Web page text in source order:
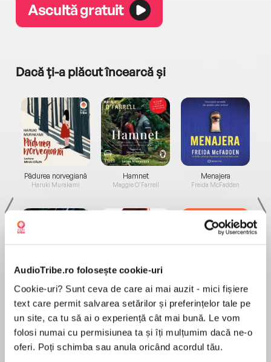
AudioTribe.ro folosește cookie-uri
Cookie-uri? Sunt ceva de care ai mai auzit - mici fișiere
text care permit salvarea setărilor și preferințelor tale pe
un site, ca tu să ai o experiență cât mai bună. Le vom
folosi numai cu permisiunea ta și îți mulțumim dacă ne-o
oferi. Poți schimba sau anula oricând acordul tău.
Ascultă gratuit
Dacă ți-a plăcut încearcă și
Pădurea norvegiană
Haruki Murakami
Elita de Argint (Elita
Hamnet
Maggie O'Farrell
Diavolul se îmbracă de
Menajera
Freida McFadden
Migdală
Sohn Won-pyung